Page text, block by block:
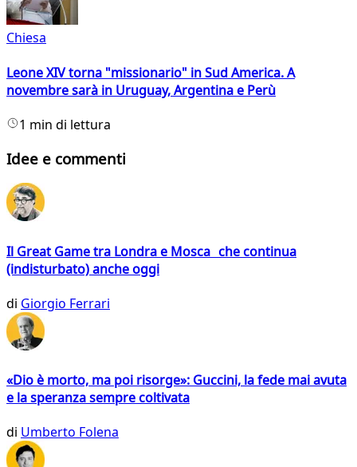
Chiesa
Leone XIV torna "missionario" in Sud America. A
novembre sarà in Uruguay, Argentina e Perù
1 min di lettura
Idee e commenti
Il Great Game tra Londra e Mosca che continua
(indisturbato) anche oggi
di Giorgio Ferrari
«Dio è morto, ma poi risorge»: Guccini, la fede mai avuta
e la speranza sempre coltivata
di Umberto Folena